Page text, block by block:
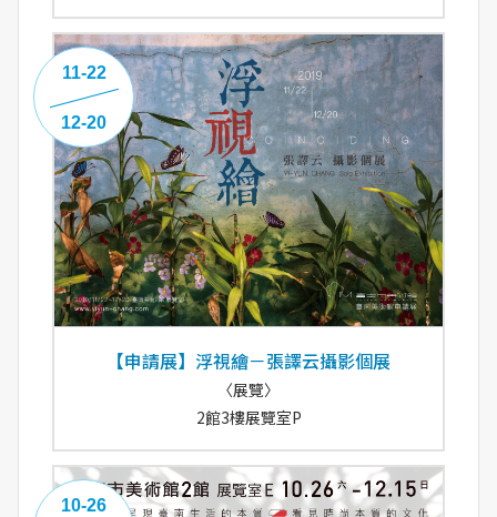
【申請展】浮視繪－張譯云攝影個展
〈展覽〉
2館3樓展覽室P
11-22
12-20
10-26